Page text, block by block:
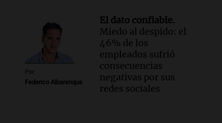
Por
Federico Albarenque
El dato confiable.
Miedo al despido: el
46% de los
empleados sufrió
consecuencias
negativas por sus
redes sociales